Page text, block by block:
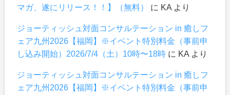
マガ、遂にリリース！！】（無料）
に KAより
ジョーティッシュ対面コンサルテーション in 癒しフ
ェア九州2026【福岡】※イベント特別料金（事前申
し込み開始）2026/7/4（土）10時〜18時に KAより
ジョーティッシュ対面コンサルテーション in 癒しフ
ェア九州2026【福岡】※イベント特別料金（事前申